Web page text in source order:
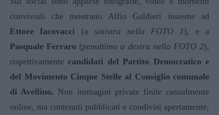
conviviali che mostrano Alfio Galdieri insieme ad
Ettore Iacovacci (a sinistra nella FOTO 1),
e a
Pasquale Ferraro (penultimo a destra nella FOTO 2),
rispettivamente candidati del Partito Democratico e
del Movimento Cinque Stelle al Consiglio comunale
di Avellino. Non immagini private finite casualmente
online, ma contenuti pubblicati e condivisi apertamente,